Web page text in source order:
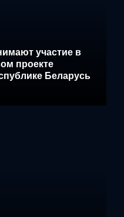
участие в
проекте
Беларусь